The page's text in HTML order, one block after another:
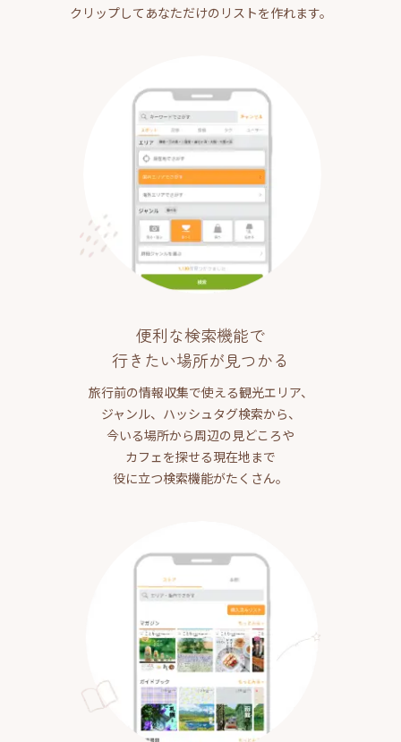
クリップしてあなただけのリストを作れます。
便利な検索機能で
行きたい場所が見つかる
旅行前の情報収集で使える観光エリア、
ジャンル、ハッシュタグ検索から、
今いる場所から周辺の見どころや
カフェを探せる現在地まで
役に立つ検索機能がたくさん。